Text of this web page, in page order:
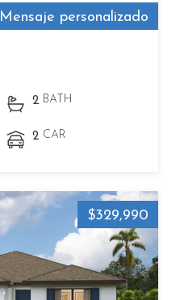
Mensaje personalizado
2 BATH
2 CAR
$329,990